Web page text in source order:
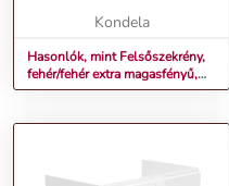
Kondela
Hasonlók, mint Felsőszekrény,
fehér/fehér extra magasfényű,
jobbos, AURORA G30